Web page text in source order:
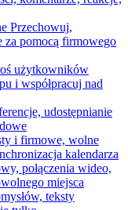
Przechowuj,
za pomocą firmowego
użytkowników
i współpracuj nad
udostępnianie
i firmowe, wolne
kalendarza
połączenia wideo,
miejsca
teksty